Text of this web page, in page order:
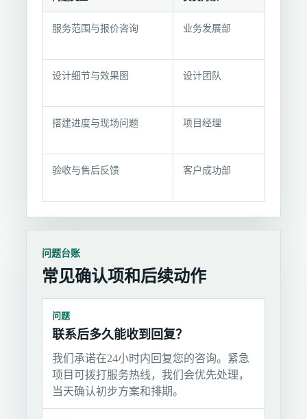
问
响
应
式
服务范围与报价咨询 业务发展部
设计细节与效果图 设计团队
搭建进度与现场问题 项目经理
验收与售后反馈 客户成功部
问题台账
常见确认项和后续动作
问题
联系后多久能收到回复？
我们承诺在24小时内回复您的咨询。紧急
项目可拨打服务热线，我们会优先处理，
当天确认初步方案和排期。